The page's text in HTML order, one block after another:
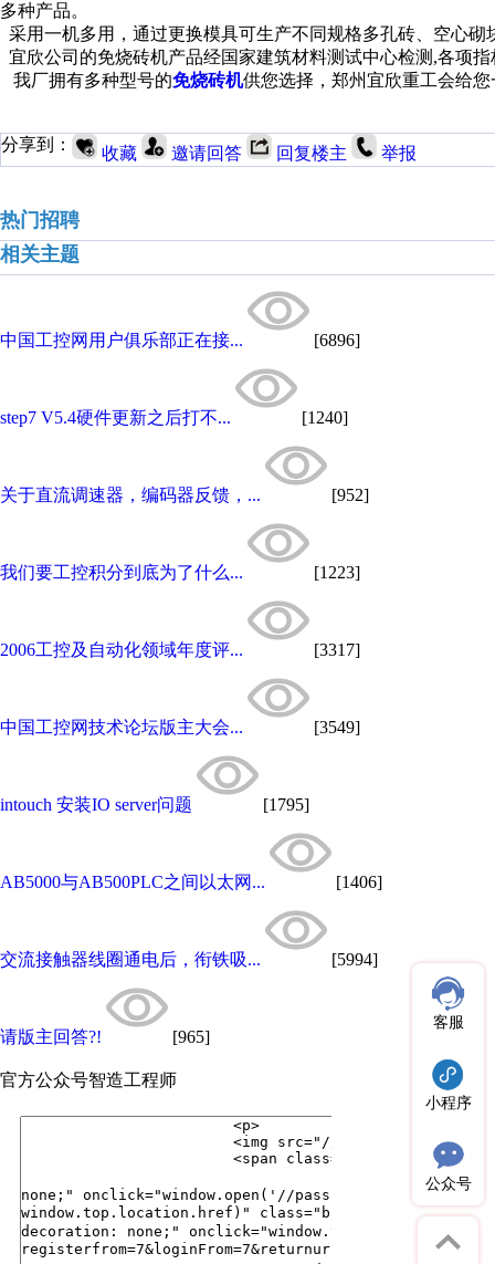
多种产品。
采用一机多用，通过更换模具可生产不同规格多孔砖、空心
宜欣公司的免烧砖机产品经国家建筑材料测试中心检测,各项
我厂拥有多种型号的免烧砖机供您选择，郑州宜欣重工会给
分享到： 收藏 邀请回答 回复楼主 举报
热门招聘
相关主题
中国工控网用户俱乐部正在接... [6896]
step7 V5.4硬件更新之后打不... [1240]
关于直流调速器，编码器反馈，... [952]
我们要工控积分到底为了什么... [1223]
2006工控及自动化领域年度评... [3317]
中国工控网技术论坛版主大会... [3549]
intouch 安装IO server问题 [1795]
AB5000与AB500PLC之间以太网... [1406]
交流接触器线圈通电后，衔铁吸... [5994]
请版主回答?! [965]
官方公众号智造工程师
客服
小程序
公众号